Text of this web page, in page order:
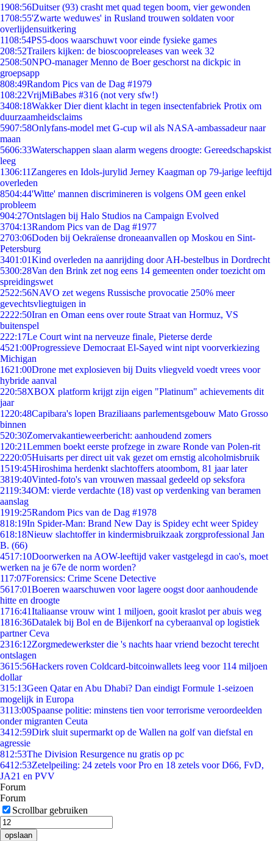
1908:56Duitser (93) crasht met quad tegen boom, vier gewonden
1708:55'Zwarte weduwes' in Rusland trouwen soldaten voor
overlijdensuitkering
1108:54PS5-doos waarschuwt voor einde fysieke games
208:52Trailers kijken: de bioscoopreleases van week 32
2508:50NPO-manager Menno de Boer geschorst na dickpic in
groepsapp
808:49Random Pics van de Dag #1979
108:22VrijMiBabes #316 (not very sfw!)
3408:18Wakker Dier dient klacht in tegen insectenfabriek Protix om
duurzaamheidsclaims
5907:58Onlyfans-model met G-cup wil als NASA-ambassadeur naar
maan
5606:33Waterschappen slaan alarm wegens droogte: Gereedschapskist
leeg
1306:11 Zangeres en Idols-jurylid Jerney Kaagman op 79-jarige leeftijd
overleden
8504:44'Witte' mannen discrimineren is volgens OM geen enkel
probleem
904:27Ontslagen bij Halo Studios na Campaign Evolved
3704:13Random Pics van de Dag #1977
2703:06Doden bij Oekraïense droneaanvallen op Moskou en Sint-
Petersburg
3401:01Kind overleden na aanrijding door AH-bestelbus in Dordrecht
5300:28Van den Brink zet nog eens 14 gemeenten onder toezicht om
spreidingswet
2522:56NAVO zet wegens Russische provocatie 250% meer
gevechtsvliegtuigen in
2222:50Iran en Oman eens over route Straat van Hormuz, VS
buitenspel
222:17Le Court wint na nerveuze finale, Pieterse derde
4521:00Progressieve Democraat El-Sayed wint nipt voorverkiezing
Michigan
1621:00Drone met explosieven bij Duits vliegveld voedt vrees voor
hybride aanval
220:58XBOX platform krijgt zijn eigen "Platinum" achievements dit
jaar
1220:48Capibara's lopen Braziliaans parlementsgebouw Mato Grosso
binnen
520:30Zomervakantieweerbericht: aanhoudend zomers
1 20:21Lemmen boekt eerste profzege in zware Ronde van Polen-rit
2220:05Huisarts per direct uit vak gezet om ernstig alcoholmisbruik
1519:45Hiroshima herdenkt slachtoffers atoombom, 81 jaar later
3819:40Vinted-foto's van vrouwen massaal gedeeld op seksfora
2119:34OM: vierde verdachte (18) vast op verdenking van beramen
aanslag
1919:25Random Pics van de Dag #1978
818:19In Spider-Man: Brand New Day is Spidey echt weer Spidey
618:18Nieuw slachtoffer in kindermisbruikzaak zorgprofessional Jan
B. (66)
4517:10Doorwerken na AOW-leeftijd vaker vastgelegd in cao's, moet
werken na je 67e de norm worden?
117:07Forensics: Crime Scene Detective
5617:01Boeren waarschuwen voor lagere oogst door aanhoudende
hitte en droogte
1716:41Italiaanse vrouw wint 1 miljoen, gooit kraslot per abuis weg
1816:36Datalek bij Bol en de Bijenkorf na cyberaanval op logistiek
partner Ceva
2316:12Zorgmedewerkster die 's nachts haar vriend bezocht terecht
ontslagen
3615:56Hackers roven Coldcard-bitcoinwallets leeg voor 114 miljoen
dollar
315:13Geen Qatar en Abu Dhabi? Dan eindigt Formule 1-seizoen
mogelijk in Europa
3113:00Spaanse politie: minstens tien voor terrorisme veroordeelden
onder migranten Ceuta
3412:59Dirk sluit supermarkt op de Wallen na golf van diefstal en
agressie
812:53The Division Resurgence nu gratis op pc
6412:53Zetelpeiling: 24 zetels voor Pro en 18 zetels voor D66, FvD,
JA21 en PVV
Forum
Forum
Scrollbar gebruiken
opslaan